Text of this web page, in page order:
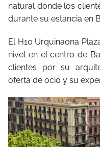
natural donde los
durante su estancia en
El H10 Urquinaona
nivel en el centro de
clientes por su
oferta de ocio y su